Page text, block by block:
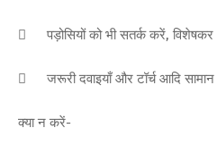
 पड़ोसियों को भी सतर्क करें,
 जरूरी दवाइयाँ और टॉर्च आदि
क्या न करें-